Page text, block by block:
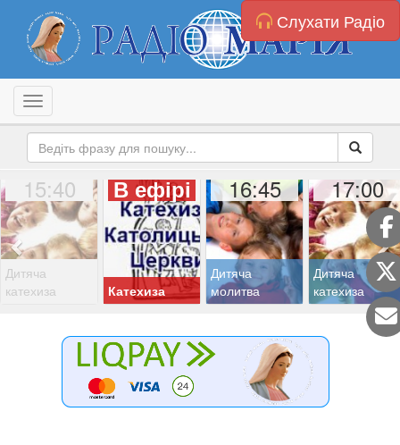
Слухати Радіо
Toggle navigation
15:40
Дитяча
катехиза
В ефірі
Катехиза
16:45
Дитяча
молитва
17:00
Дитяча
катехиза